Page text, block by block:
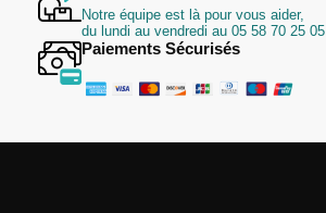
Notre équipe est là pour vous aider,
du lundi au vendredi au 05 58 70 25 05
Paiements Sécurisés